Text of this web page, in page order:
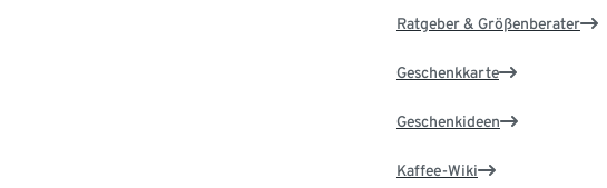
Ratgeber & Größenberater
Geschenkkarte
Geschenkideen
Kaffee-Wiki